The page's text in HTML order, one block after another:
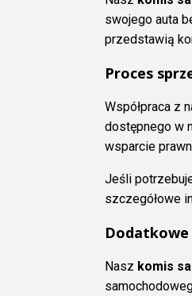
swojego auta
przedstawią
Proces
Współpraca z
dostępnego w
wsparcie
Jeśli
szczegółowe
Dodatkowe
Nasz komis